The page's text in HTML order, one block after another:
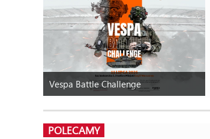
Vespa Battle Challenge
POLECAMY